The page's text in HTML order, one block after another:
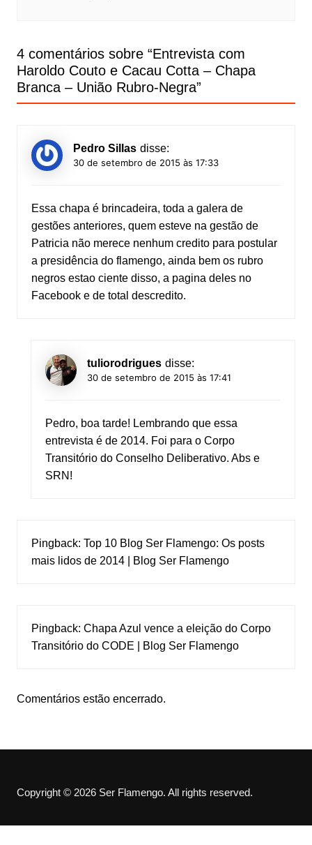
4 comentários sobre “Entrevista com
Haroldo Couto e Cacau Cotta – Chapa
Branca – União Rubro-Negra”
Pedro Sillas disse:
30 de setembro de 2015 às 17:33
Essa chapa é brincadeira, toda a galera de
gestões anteriores, quem esteve na gestão de
Patricia não merece nenhum credito para postular
a presidência do flamengo, ainda bem os rubro
negros estao ciente disso, a pagina deles no
Facebook e de total descredito.
tuliorodrigues disse:
30 de setembro de 2015 às 17:41
Pedro, boa tarde! Lembrando que essa
entrevista é de 2014. Foi para o Corpo
Transitório do Conselho Deliberativo. Abs e
SRN!
Pingback: Top 10 Blog Ser Flamengo: Os posts
mais lidos de 2014 | Blog Ser Flamengo
Pingback: Chapa Azul vence a eleição do Corpo
Transitório do CODE | Blog Ser Flamengo
Comentários estão encerrado.
Copyright © 2026 Ser Flamengo. All rights reserved.